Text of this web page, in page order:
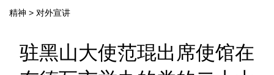
精神 > 对外宣讲
驻黑山大使范琨出席使馆在